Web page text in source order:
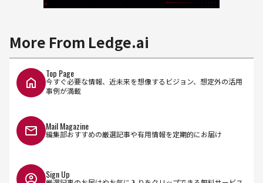
More From Ledge.ai
Top Page
今すぐ必要な情報、近未来を想像するビジョン、想定外の活用
事例が満載
Mail Magazine
編集部おすすめの厳選記事や有用情報を定期的にお届け
Sign Up